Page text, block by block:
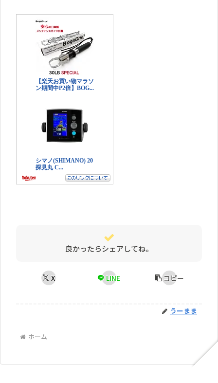
良かったらシェアしてね。
X LINE コピー
うーまま
ホーム